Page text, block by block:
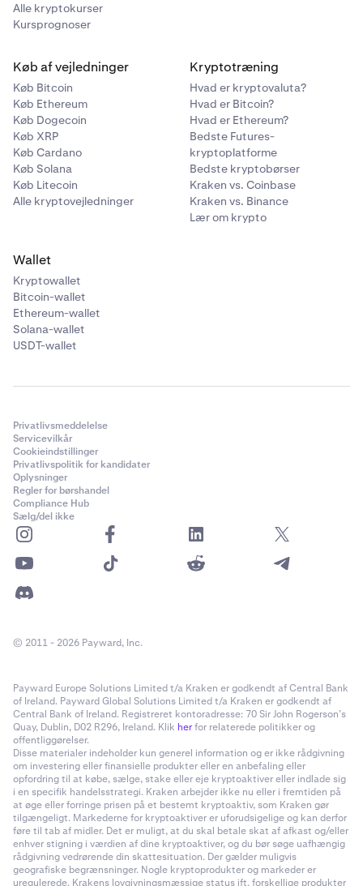
Alle kryptokurser
Kursprognoser
Køb af vejledninger
Køb Bitcoin
Køb Ethereum
Køb Dogecoin
Køb XRP
Køb Cardano
Køb Solana
Køb Litecoin
Alle kryptovejledninger
Kryptotræning
Hvad er kryptovaluta?
Hvad er Bitcoin?
Hvad er Ethereum?
Bedste Futures-
kryptoplatforme
Bedste kryptobørser
Kraken vs. Coinbase
Kraken vs. Binance
Lær om krypto
Wallet
Kryptowallet
Bitcoin-wallet
Ethereum-wallet
Solana-wallet
USDT-wallet
Privatlivsmeddelelse
Servicevilkår
Cookieindstillinger
Privatlivspolitik for kandidater
Oplysninger
Regler for børshandel
Compliance Hub
Sælg/del ikke
© 2011 - 2026 Payward, Inc.
Payward Europe Solutions Limited t/a Kraken er godkendt af Central Bank
of Ireland. Payward Global Solutions Limited t/a Kraken er godkendt af
Central Bank of Ireland. Registreret kontoradresse: 70 Sir John Rogerson’s
Quay, Dublin, D02 R296, Ireland. Klik herfor relaterede politikker og
offentliggørelser.
Disse materialer indeholder kun generel information og er ikke rådgivning
om investering eller finansielle produkter eller en anbefaling eller
opfordring til at købe, sælge, stake eller eje kryptoaktiver eller indlade sig
i en specifik handelsstrategi. Kraken arbejder ikke nu eller i fremtiden på
at øge eller forringe prisen på et bestemt kryptoaktiv, som Kraken gør
tilgængeligt. Markederne for kryptoaktiver er uforudsigelige og kan derfor
føre til tab af midler. Det er muligt, at du skal betale skat af afkast og/eller
enhver stigning i værdien af dine kryptoaktiver, og du bør søge uafhængig
rådgivning vedrørende din skattesituation. Der gælder muligvis
geografiske begrænsninger. Nogle kryptoprodukter og markeder er
uregulerede. Krakens lovgivningsmæssige status ift. forskellige produkter